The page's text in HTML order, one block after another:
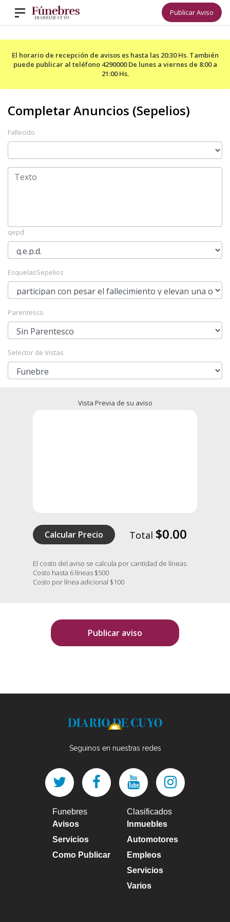
Publicar Aviso
El horario de recepción de avisos es hasta las 20:30 Hs. También
puede publicar al teléfono 4290000 De lunes a viernes de 8:00 a
21:00 Hs.
Fallecido
qepd
EsquelasSepelios
Parentesco
Selector de Vistas
Vista Previa de su aviso
Calcular Precio Total $0.00
El costo del aviso se calcula por cantidad de líneas
Costo hasta 6 líneas $500
Costo por línea adicional $100
Publicar aviso
Seguinos en nuestras redes
Funebres
Avisos
Servicios
Como Publicar
Clasificados
Inmuebles
Automotores
Empleos
Servicios
Varios